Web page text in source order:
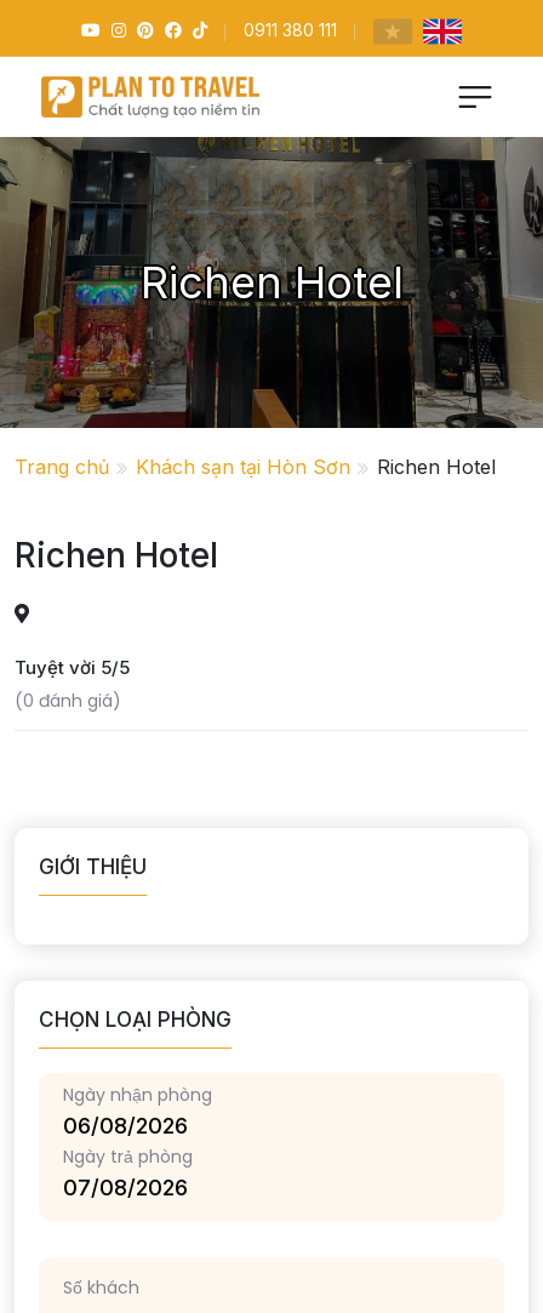
0911 380 111
Richen Hotel
Trang chủ Khách sạn tại Hòn Sơn Richen Hotel
Richen Hotel
Tuyệt vời 5/5
(0 đánh giá)
GIỚI THIỆU
CHỌN LOẠI PHÒNG
Ngày nhận phòng
Ngày trả phòng
Số khách